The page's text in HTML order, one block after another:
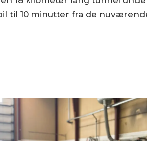
til 10 minutter fra de